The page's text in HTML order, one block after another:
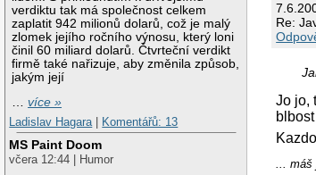
verdiktu tak má společnost celkem
zaplatit 942 milionů dolarů, což je malý
zlomek jejího ročního výnosu, který loni
činil 60 miliard dolarů. Čtvrteční verdikt
firmě také nařizuje, aby změnila způsob,
jakým její
…více »
Ladislav Hagara
Komentářů: 13
MS Paint Doom
včera 12:44 | Humor
Re:
Jo jo,
...